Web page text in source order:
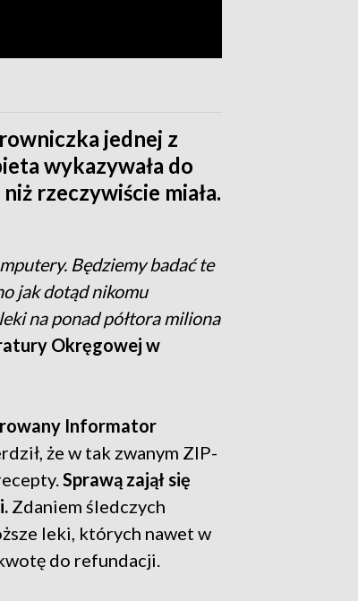
jednej z
wykazywała do
rzeczywiście miała.
Będziemy badać te
jak dotąd nikomu
na ponad półtora miliona
Okręgowej w
Informator
że w tak zwanym ZIP-
Sprawą zajął się
Zdaniem śledczych
leki, których nawet w
do refundacji.